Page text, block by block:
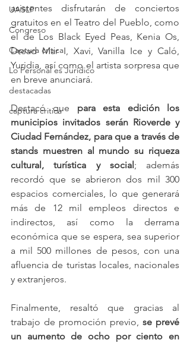
UASLP
Congreso
Captura critica
Lo Personal es Jurídico
destacadas
captura critica
asistentes disfrutarán de conciertos
gratuitos en el Teatro del Pueblo, como
el de Los Black Eyed Peas, Kenia Os,
Dread Mar I, Xavi, Vanilla Ice y Caló,
Yuridia, así como el artista sorpresa que
en breve anunciará.
Destacó que para esta edición los
municipios invitados serán Rioverde y
Ciudad Fernández, para que a través de
stands muestren al mundo su riqueza
cultural, turística y social ; además
recordó que se abrieron dos mil 300
espacios comerciales, lo que generará
más de 12 mil empleos directos e
indirectos, así como la derrama
económica que se espera, sea superior
a mil 500 millones de pesos, con una
afluencia de turistas locales, nacionales
y extranjeros.
Finalmente, resaltó que gracias al
trabajo de promoción previo, se prevé
un aumento de ocho por ciento en